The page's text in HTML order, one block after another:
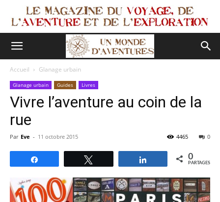
Accueil Glanage urbain
Glanage urbain Guides Livres
Vivre l’aventure au coin de la
rue
Par Eve - 11 octobre 2015 0
4465
Partagez 0
PARTAGES